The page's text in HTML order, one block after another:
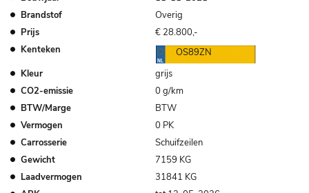
Brandstof
Overig
Prijs
€ 28.800,-
Kenteken
OS89ZN
Kleur
grijs
CO2-emissie
0 g/km
BTW/Marge
BTW
Vermogen
0 PK
Carrosserie
Schuifzeilen
Gewicht
7159 KG
Laadvermogen
31841 KG